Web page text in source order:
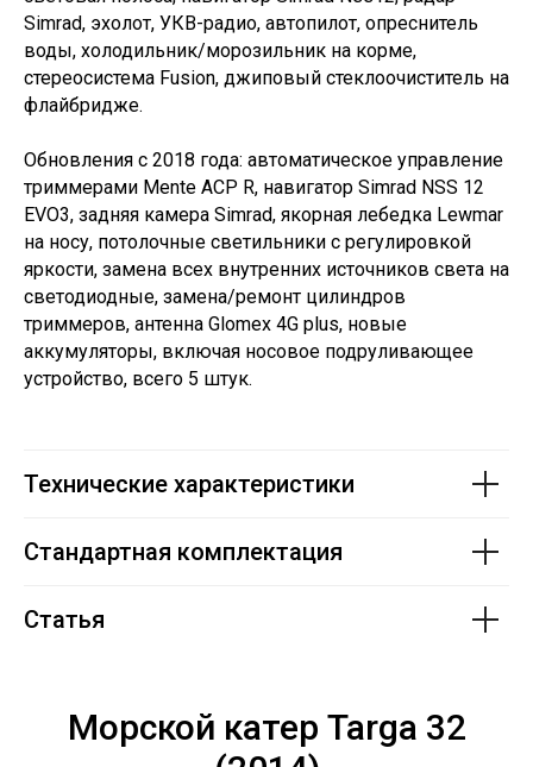
Simrad, эхолот, УКВ-радио, автопилот, опреснитель
воды, холодильник/морозильник на корме,
стереосистема Fusion, джиповый стеклоочиститель на
флайбридже.
Обновления с 2018 года: автоматическое управление
триммерами Mente ACP R, навигатор Simrad NSS 12
EVO3, задняя камера Simrad, якорная лебедка Lewmar
на носу, потолочные светильники с регулировкой
яркости, замена всех внутренних источников света на
светодиодные, замена/ремонт цилиндров
триммеров, антенна Glomex 4G plus, новые
аккумуляторы, включая носовое подруливающее
устройство, всего 5 штук.
Технические характеристики
Стандартная комплектация
Статья
Морской катер Targa 32